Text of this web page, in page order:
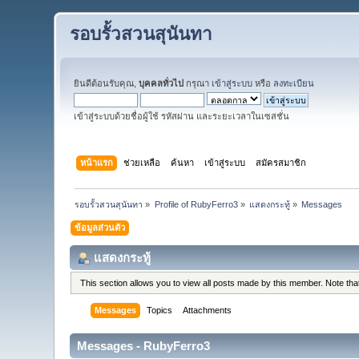
รอบรั้วสวนสุนันทา
ยินดีต้อนรับคุณ,บุคคลทั่วไป กรุณา เข้าสู่ระบบ หรือ ลงทะเบียน
เข้าสู่ระบบด้วยชื่อผู้ใช้ รหัสผ่าน และระยะเวลาในเซสชั่น
หน้าแรก ช่วยเหลือ ค้นหา เข้าสู่ระบบ สมัครสมาชิก
รอบรั้วสวนสุนันทา » Profile of RubyFerro3» แสดงกระทู้ » Messages
ข้อมูลส่วนตัว
แสดงกระทู้
This section allows you to view all posts made by this member. Note
Messages Topics Attachments
Messages - RubyFerro3